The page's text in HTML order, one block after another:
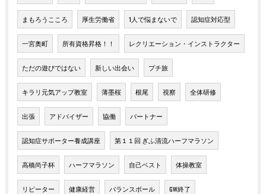
まもろうこころ 厚生労働省 1人で悩まないで 認知症対応型
一宮奥町 所有資格昇格！！ レクリエーション・インストラクター
ただの遊びではない 新しい出会い プチ旅
キラリ元気アップ教室 薄墨桜 根尾 視察 全体研修
出張 アドバイザー 協働 パートナー
認知症サポーター養成講座 第１１回 ぎふ清流ハーフマラソン
高橋尚子杯 ハーフマラソン 自己ベスト 体操教室
リピーター 健康経営 バランスボール GW終了